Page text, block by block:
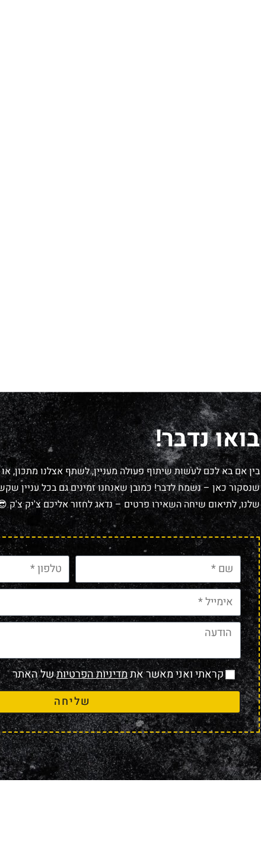
בואו נדבר!
בין אם בא לכם לעשות שיתוף פעולה מעניין, לשתף אצלנו מתכון,
שנסקור כאן – נשמח לדבר! כמובן שאנחנו זמינים גם בכל עניין
שלנו, לתיאום שיחה השאירו פרטים – נדאג לחזור אליכם צ'יק צ'ק
קראתי ואני מאשר אתמדיניות הפרטיותשל האתר
שליחה